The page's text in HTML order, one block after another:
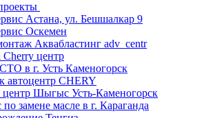
Астана, ул. Бешшалкар 9
Оскемен
Аквабластинг adv_centr
Cherry центр
в г. Усть Каменогорск
автоцентр CHERY
центр Шыгыс Усть-Каменогорск
замене масле в г. Караганда